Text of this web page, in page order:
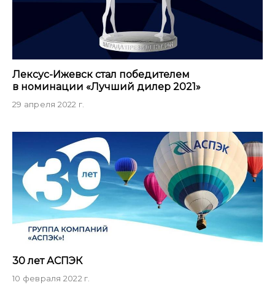
Лексус-Ижевск стал победителем
в номинации «Лучший дилер 2021»
29 апреля 2022 г.
30 лет АСПЭК
10 февраля 2022 г.